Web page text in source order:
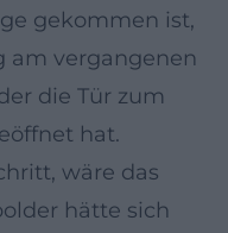
gekommen ist,
am vergangenen
die Tür zum
hat.
wäre das
hätte sich